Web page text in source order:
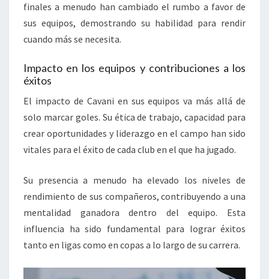
finales a menudo han cambiado el rumbo a favor de
sus equipos, demostrando su habilidad para rendir
cuando más se necesita.
Impacto en los equipos y contribuciones a los
éxitos
El impacto de Cavani en sus equipos va más allá de
solo marcar goles. Su ética de trabajo, capacidad para
crear oportunidades y liderazgo en el campo han sido
vitales para el éxito de cada club en el que ha jugado.
Su presencia a menudo ha elevado los niveles de
rendimiento de sus compañeros, contribuyendo a una
mentalidad ganadora dentro del equipo. Esta
influencia ha sido fundamental para lograr éxitos
tanto en ligas como en copas a lo largo de su carrera.